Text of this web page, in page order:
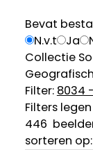
Bevat
N.v.t
Ja
Collectie
Filter: 8034
Filters legen
446
sorteren op: